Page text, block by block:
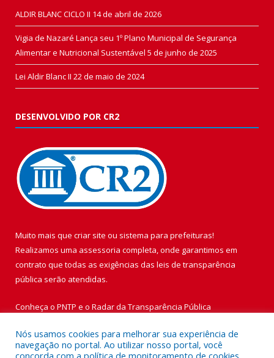
ALDIR BLANC CICLO II 14 de abril de 2026
Vigia de Nazaré Lança seu 1º Plano Municipal de Segurança
Alimentar e Nutricional Sustentável 5 de junho de 2025
Lei Aldir Blanc II 22 de maio de 2024
DESENVOLVIDO POR CR2
Muito mais que criar site ou sistema para prefeituras!
Realizamos uma assessoria completa, onde garantimos em
contrato que todas as exigências das leis de transparência
pública serão atendidas.
Conheça o PNTP e o Radar da Transparência Pública
Nós usamos cookies para melhorar sua experiência de
navegação no portal. Ao utilizar nosso portal, você
concorda com a política de monitoramento de cookies.